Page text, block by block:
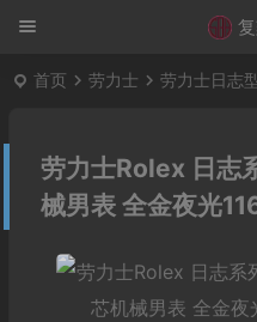
首页 劳力士 劳力士日志
劳力士Rolex 日志
械男表 全金夜光